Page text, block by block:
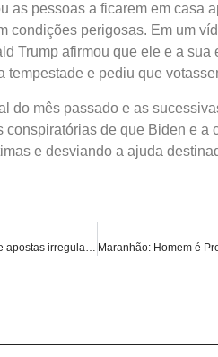
as pessoas a ficarem em casa
condições perigosas. Em um
Trump afirmou que ele e a sua
e pediu que
do mês passado e as
de que Biden e a
e desviando a ajuda
Anatel divulga lista com mais de 2.000 empresas de apostas irregulares no Brasil.